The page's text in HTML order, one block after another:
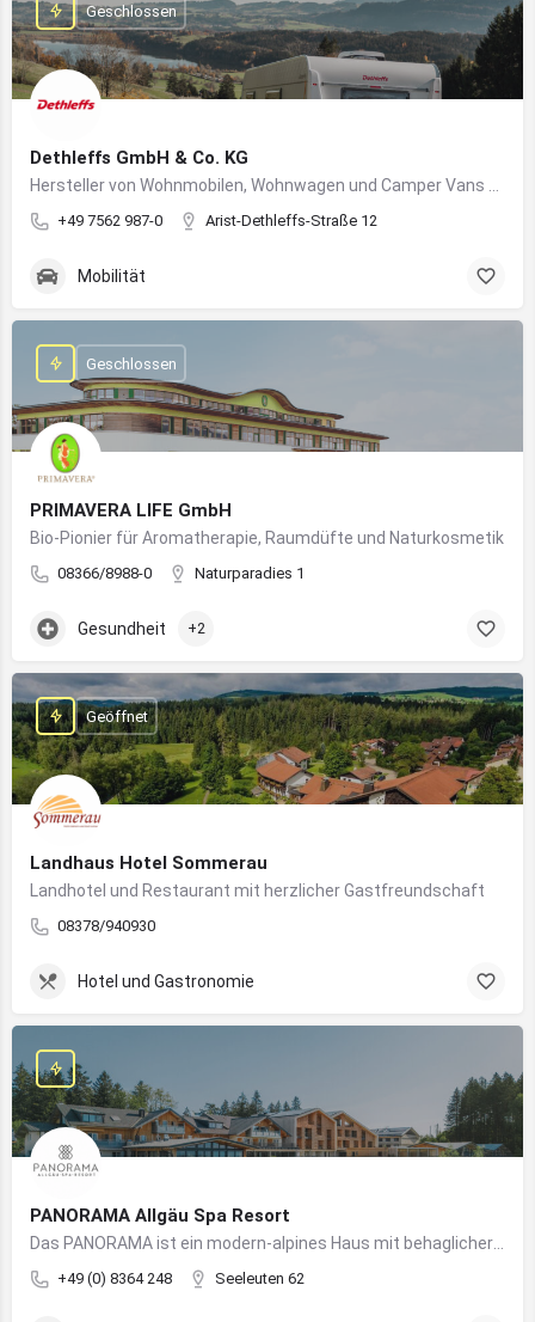
Dethleffs GmbH & Co. KG
+49 7562 987-0 Arist-Dethleffs-Straße 12
Geschlossen
Mobilität
PRIMAVERA LIFE GmbH
Bio-Pionier für Aromatherapie, Raumdüfte und Naturkosmetik
08366/8988-0 Naturparadies 1
Geschlossen
Gesundheit +2
Landhaus Hotel Sommerau
Landhotel und Restaurant mit herzlicher Gastfreundschaft
08378/940930
Geöffnet
Hotel und Gastronomie
PANORAMA Allgäu Spa Resort
+49 (0) 8364 248 Seeleuten 62